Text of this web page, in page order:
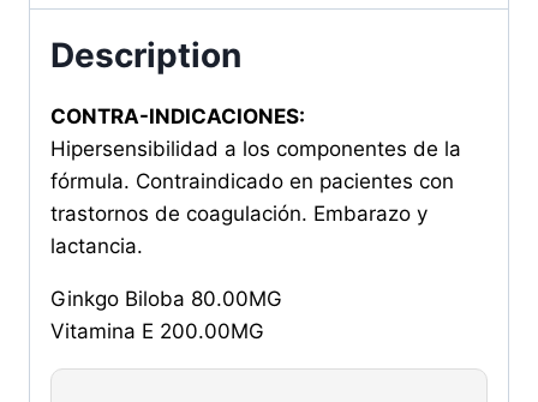
Description
CONTRA-INDICACIONES:
Hipersensibilidad a los componentes de la
fórmula. Contraindicado en pacientes con
trastornos de coagulación. Embarazo y
lactancia.
Ginkgo Biloba 80.00MG
Vitamina E 200.00MG